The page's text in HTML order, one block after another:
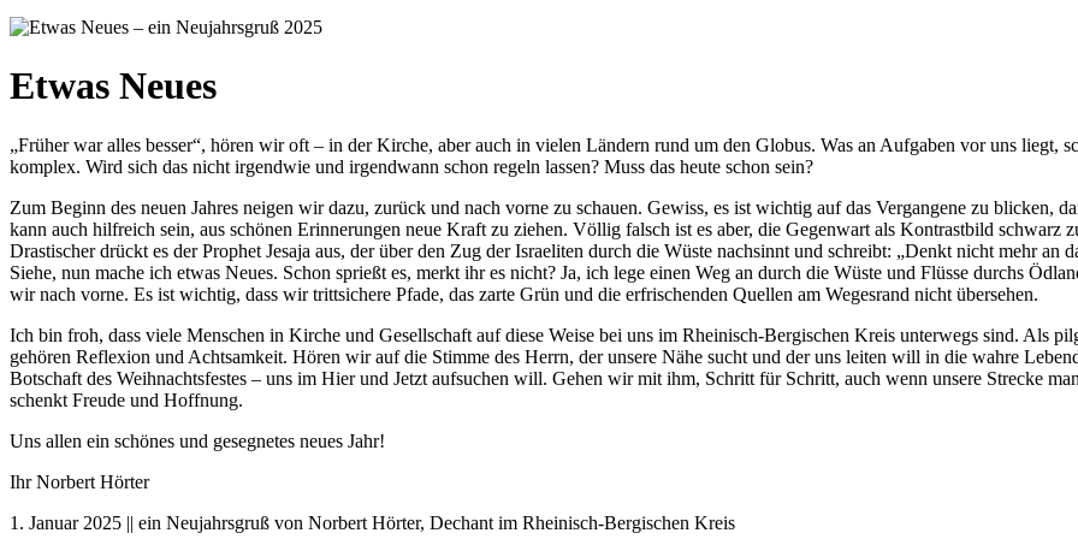
Etwas Neues
„Früher war alles besser“, hören wir oft – in der Kirche, aber auch in vielen Ländern rund um den Globus. Was an Aufgaben vor uns liegt,
komplex. Wird sich das nicht irgendwie und irgendwann schon regeln lassen? Muss das heute schon sein?
Zum Beginn des neuen Jahres neigen wir dazu, zurück und nach vorne zu schauen. Gewiss, es ist wichtig auf das Vergangene zu blicken,
kann auch hilfreich sein, aus schönen Erinnerungen neue Kraft zu ziehen. Völlig falsch ist es aber, die Gegenwart als Kontrastbild schwarz
Drastischer drückt es der Prophet Jesaja aus, der über den Zug der Israeliten durch die Wüste nachsinnt und schreibt: „Denkt nicht mehr
Siehe, nun mache ich etwas Neues. Schon sprießt es, merkt ihr es nicht? Ja, ich lege einen Weg an durch die Wüste und Flüsse durchs
wir nach vorne. Es ist wichtig, dass wir trittsichere Pfade, das zarte Grün und die erfrischenden Quellen am Wegesrand nicht übersehen.
Ich bin froh, dass viele Menschen in Kirche und Gesellschaft auf diese Weise bei uns im Rheinisch-Bergischen Kreis unterwegs sind. Als
gehören Reflexion und Achtsamkeit. Hören wir auf die Stimme des Herrn, der unsere Nähe sucht und der uns leiten will in die wahre
Botschaft des Weihnachtsfestes – uns im Hier und Jetzt aufsuchen will. Gehen wir mit ihm, Schritt für Schritt, auch wenn unsere Strecke
schenkt Freude und Hoffnung.
Uns allen ein schönes und gesegnetes neues Jahr!
Ihr Norbert Hörter
1. Januar 2025 || ein Neujahrsgruß von Norbert Hörter, Dechant im Rheinisch-Bergischen Kreis